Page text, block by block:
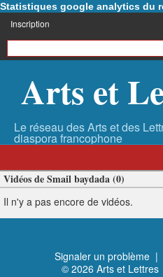
Statistiques google analytics du
Inscription
Arts et
Vidéos de Smail baydada (0)
Il n'y a pas encore de vidéos.
Signaler un problème |
© 2026 Arts et Lettres